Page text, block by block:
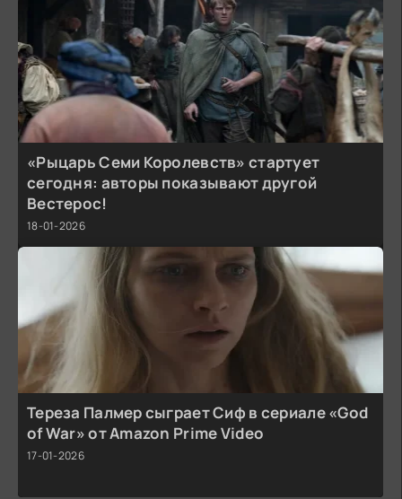
«Рыцарь Семи Королевств» стартует
сегодня: авторы показывают другой
Вестерос!
18-01-2026
Тереза Палмер сыграет Сиф в сериале «God
of War» от Amazon Prime Video
17-01-2026